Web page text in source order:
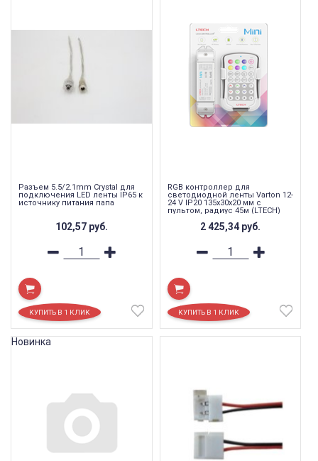
Разъем 5.5/2.1mm Crystal для
подключения LED ленты IP65 к
источнику питания папа
102,57 руб.
RGB контроллер для
светодиодной ленты Varton 12-
24 V IP20 135x30x20 мм c
пультом, радиус 45м (LTECH)
2 425,34 руб.
Новинка